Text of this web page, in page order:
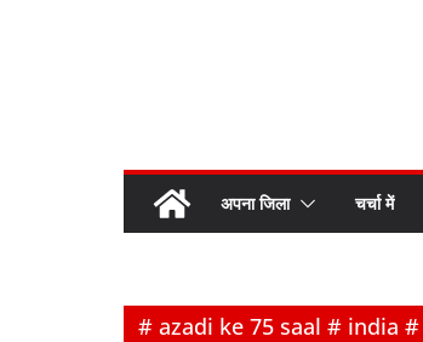
अपना जिला चर्चा में
# azadi ke 75 saal # india